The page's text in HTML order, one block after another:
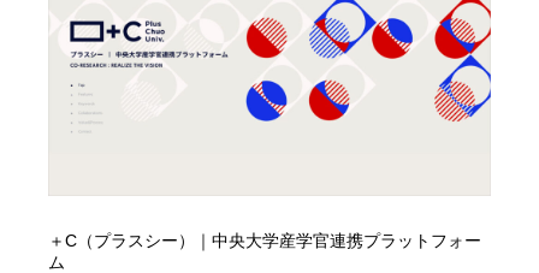
＋C（プラスシー）｜中央大学産学官連携プラットフォー
ム